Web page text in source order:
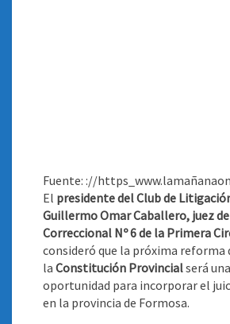
Fuente: ://
El presidente del Club de
Guillermo Omar Caballero, juez
Correccional Nº 6 de la Primera
consideró que la próxima reforma
la Constitución Provincialserá
oportunidad para incorporar el
en la provincia de Formosa.